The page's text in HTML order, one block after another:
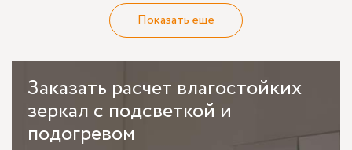
Показать еще
Заказать расчет влагостойких
зеркал с подсветкой и
подогревом